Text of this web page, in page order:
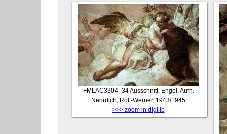
FMLAC3304_34Ausschnitt, Engel, Aufn.
Nehrdich, Rolf-Werner, 1943/1945
>>> zoom in digilib